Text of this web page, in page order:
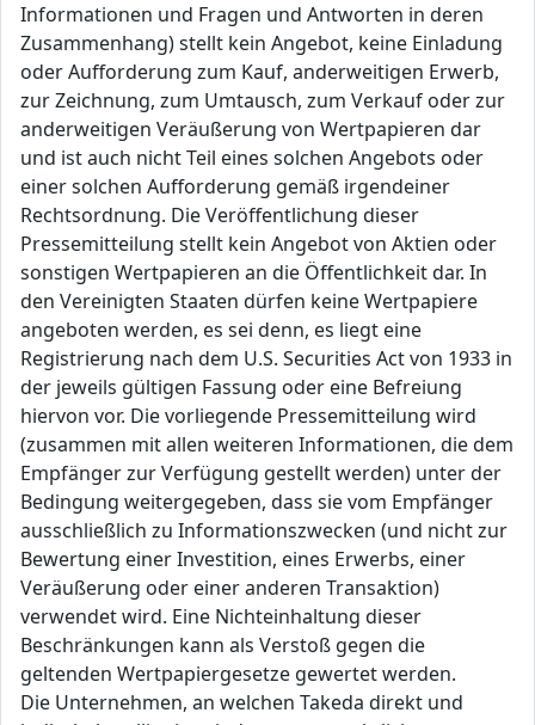
Informationen und Fragen und Antworten in deren
Zusammenhang) stellt kein Angebot, keine Einladung
oder Aufforderung zum Kauf, anderweitigen Erwerb,
zur Zeichnung, zum Umtausch, zum Verkauf oder zur
anderweitigen Veräußerung von Wertpapieren dar
und ist auch nicht Teil eines solchen Angebots oder
einer solchen Aufforderung gemäß irgendeiner
Rechtsordnung. Die Veröffentlichung dieser
Pressemitteilung stellt kein Angebot von Aktien oder
sonstigen Wertpapieren an die Öffentlichkeit dar. In
den Vereinigten Staaten dürfen keine Wertpapiere
angeboten werden, es sei denn, es liegt eine
Registrierung nach dem U.S. Securities Act von 1933 in
der jeweils gültigen Fassung oder eine Befreiung
hiervon vor. Die vorliegende Pressemitteilung wird
(zusammen mit allen weiteren Informationen, die dem
Empfänger zur Verfügung gestellt werden) unter der
Bedingung weitergegeben, dass sie vom Empfänger
ausschließlich zu Informationszwecken (und nicht zur
Bewertung einer Investition, eines Erwerbs, einer
Veräußerung oder einer anderen Transaktion)
verwendet wird. Eine Nichteinhaltung dieser
Beschränkungen kann als Verstoß gegen die
geltenden Wertpapiergesetze gewertet werden.
Die Unternehmen, an welchen Takeda direkt und